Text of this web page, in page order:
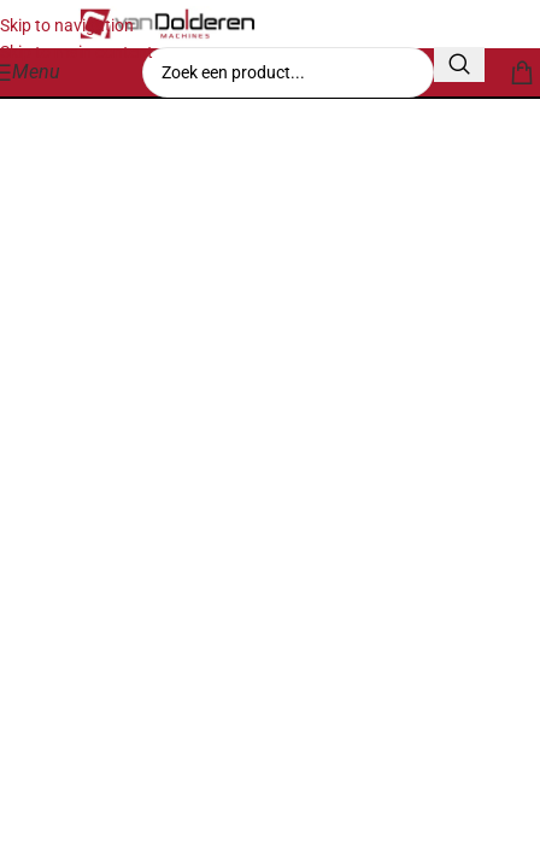
Skip to navigation
Skip to main content
Menu